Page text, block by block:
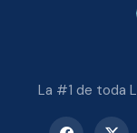
La #1 de toda